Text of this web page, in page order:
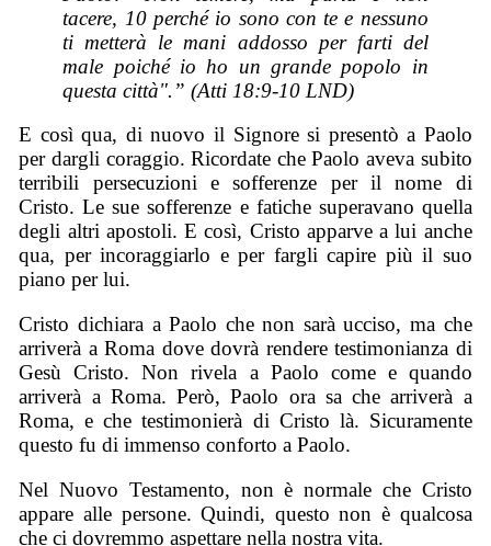
tacere, 10 perché io sono con te e nessuno
ti metterà le mani addosso per farti del
male poiché io ho un grande popolo in
questa città".” (Atti 18:9-10 LND)
E così qua, di nuovo il Signore si presentò a Paolo
per dargli coraggio. Ricordate che Paolo aveva subito
terribili persecuzioni e sofferenze per il nome di
Cristo. Le sue sofferenze e fatiche superavano quella
degli altri apostoli. E così, Cristo apparve a lui anche
qua, per incoraggiarlo e per fargli capire più il suo
piano per lui.
Cristo dichiara a Paolo che non sarà ucciso, ma che
arriverà a Roma dove dovrà rendere testimonianza di
Gesù Cristo. Non rivela a Paolo come e quando
arriverà a Roma. Però, Paolo ora sa che arriverà a
Roma, e che testimonierà di Cristo là. Sicuramente
questo fu di immenso conforto a Paolo.
Nel Nuovo Testamento, non è normale che Cristo
appare alle persone. Quindi, questo non è qualcosa
che ci dovremmo aspettare nella nostra vita.